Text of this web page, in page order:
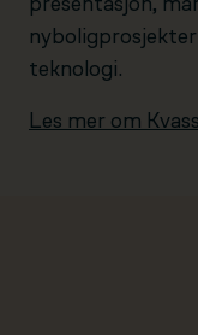
presentasjon,
teknologi.
Les mer om Kvass